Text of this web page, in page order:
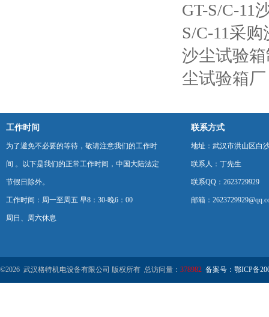
GT-S/C-11
S/C-11采
沙尘试验
尘试验箱厂
工作时间
为了避免不必要的等待，敬请注意我们的工作时
间 。以下是我们的正常工作时间，中国大陆法定
节假日除外。
工作时间：周一至周五 早8：30-晚6：00
周日、周六休息
联系方式
地址：武汉市洪山区白
联系人：丁先生
联系QQ：2623729929
邮箱：
©2026 武汉格特机电设备有限公司 版权所有 总访问量： 378982 备案号：鄂ICP备